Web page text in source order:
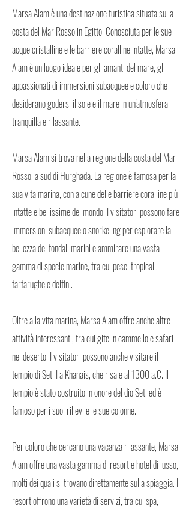
Marsa Alam è una destinazione turistica situata sulla
costa del Mar Rosso in Egitto. Conosciuta per le sue
acque cristalline e le barriere coralline intatte, Marsa
Alam è un luogo ideale per gli amanti del mare, gli
appassionati di immersioni subacquee e coloro che
desiderano godersi il sole e il mare in un'atmosfera
tranquilla e rilassante.
Marsa Alam si trova nella regione della costa del Mar
Rosso, a sud di Hurghada. La regione è famosa per la
sua vita marina, con alcune delle barriere coralline più
intatte e bellissime del mondo. I visitatori possono fare
immersioni subacquee o snorkeling per esplorare la
bellezza dei fondali marini e ammirare una vasta
gamma di specie marine, tra cui pesci tropicali,
tartarughe e delfini.
Oltre alla vita marina, Marsa Alam offre anche altre
attività interessanti, tra cui gite in cammello e safari
nel deserto. I visitatori possono anche visitare il
tempio di Seti I a Khanais, che risale al 1300 a.C. Il
tempio è stato costruito in onore del dio Set, ed è
famoso per i suoi rilievi e le sue colonne.
Per coloro che cercano una vacanza rilassante, Marsa
Alam offre una vasta gamma di resort e hotel di lusso,
molti dei quali si trovano direttamente sulla spiaggia. I
resort offrono una varietà di servizi, tra cui spa,